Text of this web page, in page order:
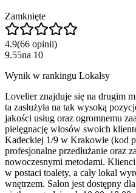
Zamknięte
4.9(66 opinii)
9.55na 10
Wynik w rankingu Lokalsy
Lovelier znajduje się na drugim
ta zasłużyła na tak wysoką
jakości usług oraz ogromnemu
pielęgnację włosów swoich
Kadeckiej 1/9 w Krakowie (kod
profesjonalne przedłużanie oraz
nowoczesnymi metodami.
w postaci toalety, a cały lokal
wnętrzem. Salon jest dostępny